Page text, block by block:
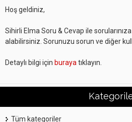
Hoş geldiniz,
Sihirli Elma Soru & Cevap ile
alabilirsiniz. Sorunuzu sorun ve diğer
Detaylı bilgi için buraya tıklayın.
Tüm kategoriler